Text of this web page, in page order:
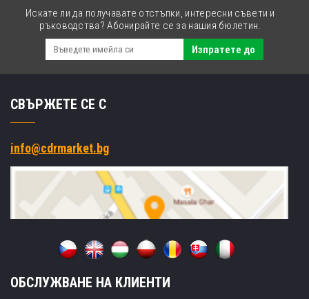
Искате ли да получавате отстъпки, интересни съвети и
ръководства? Абонирайте се за нашия бюлетин.
Изпратете до
СВЪРЖЕТЕ СЕ С
info@cdrmarket.bg
ОБСЛУЖВАНЕ НА КЛИЕНТИ